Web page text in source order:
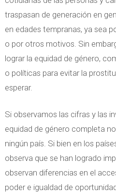
traspasan de generación en
en edades tempranas, ya sea
o por otros motivos. Sin
lograr la equidad de género,
o políticas para evitar la
esperar.
Si observamos las cifras y las
equidad de género completa
ningún país. Si bien en los
observa que se han logrado
observan diferencias en el
poder e igualdad de